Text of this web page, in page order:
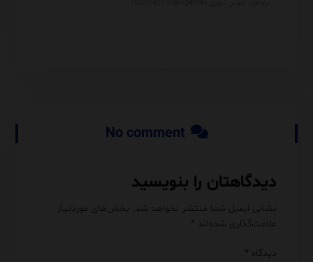
No comment
دیدگاهتان را بنویسید
نشانی ایمیل شما منتشر نخواهد شد. بخش‌های موردنیاز
علامت‌گذاری شده‌اند *
دیدگاه *